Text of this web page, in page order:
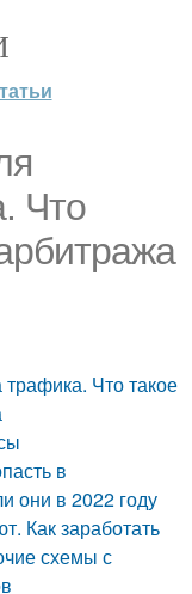
Что
Что такое
в
они в 2022 году
Как заработать
схемы с